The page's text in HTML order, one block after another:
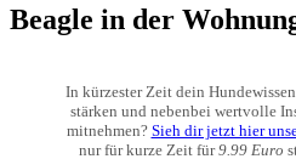
Beagle in der
In kürzester Zeit dein
stärken und nebenbei wertvolle
mitnehmen? Sieh dir jetzt hier
nur für kurze Zeit für9.99 Euro